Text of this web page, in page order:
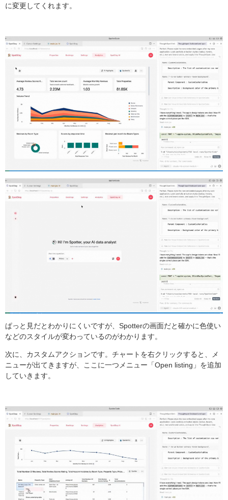
に変更してくれます。
ぱっと見だとわかりにくいですが、Spotterの画面だと確かに色使い
などのスタイルが変わっているのがわかります。
次に、カスタムアクションです。チャートを右クリックすると、メ
ニューが出てきますが、ここに一つメニュー「Open listing」を追加
していきます。